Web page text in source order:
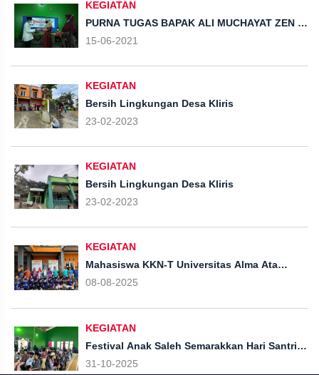
KEGIATAN
PURNA TUGAS BAPAK ALI MUCHAYAT ZEN &
SDGs
15-06-2021
KEGIATAN
Bersih Lingkungan Desa Kliris
23-02-2023
KEGIATAN
Bersih Lingkungan Desa Kliris
23-02-2023
KEGIATAN
Mahasiswa KKN-T Universitas Alma Ata
Resmi Diterjunkan di Desa Kliris
08-08-2025
KEGIATAN
Festival Anak Saleh Semarakkan Hari Santri
dan Prestasi
31-10-2025